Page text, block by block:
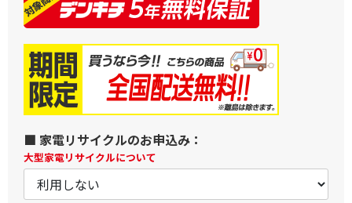
■ 家電リサイクルのお申込み：
大型家電リサイクルについて